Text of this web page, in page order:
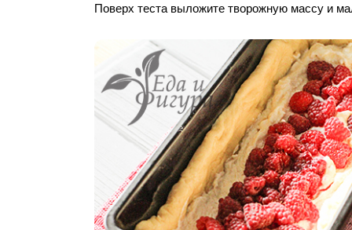
Поверх теста выложите творожную массу и